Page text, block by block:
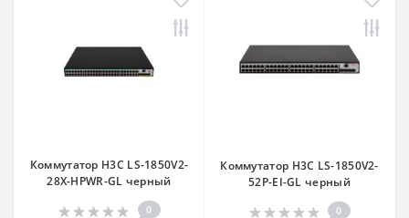
Коммутатор H3C LS-1850V2-
28X-HPWR-GL черный
0
Коммутатор H3C LS-1850V2-
52P-EI-GL черный
0